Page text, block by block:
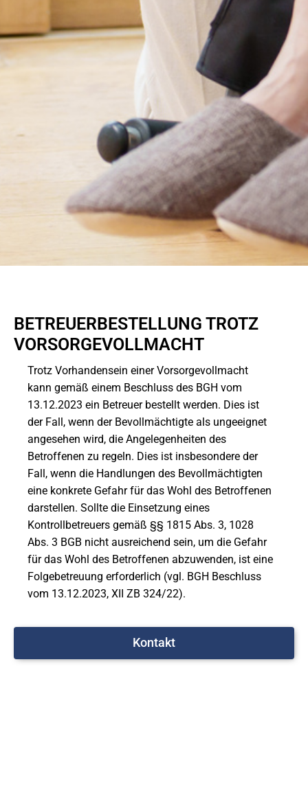
BETREUERBESTELLUNG TROTZ
VORSORGEVOLLMACHT
Trotz Vorhandensein einer Vorsorgevollmacht
kann gemäß einem Beschluss des BGH vom
13.12.2023 ein Betreuer bestellt werden. Dies ist
der Fall, wenn der Bevollmächtigte als ungeeignet
angesehen wird, die Angelegenheiten des
Betroffenen zu regeln. Dies ist insbesondere der
Fall, wenn die Handlungen des Bevollmächtigten
eine konkrete Gefahr für das Wohl des Betroffenen
darstellen. Sollte die Einsetzung eines
Kontrollbetreuers gemäß §§ 1815 Abs. 3, 1028
Abs. 3 BGB nicht ausreichend sein, um die Gefahr
für das Wohl des Betroffenen abzuwenden, ist eine
Folgebetreuung erforderlich (vgl. BGH Beschluss
vom 13.12.2023, XII ZB 324/22).
Kontakt